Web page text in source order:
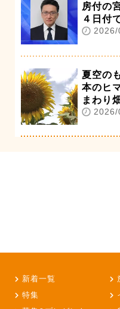
房付の
４日付
夏空の
本のヒ
まわり
新着一覧
特集